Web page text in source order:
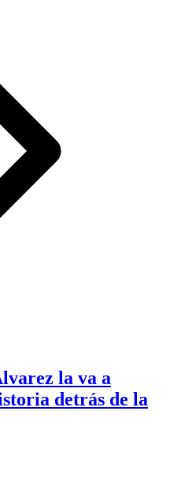
la va a
detrás de la